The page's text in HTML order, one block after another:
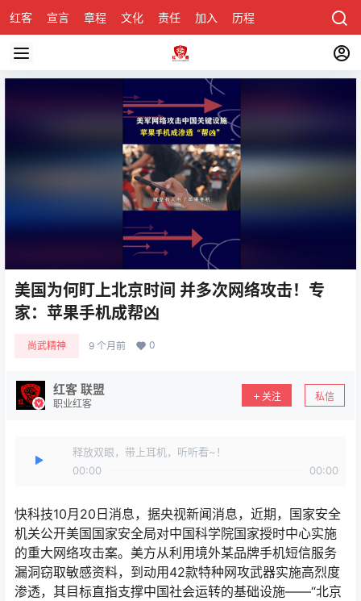
红客 宣言 章程 文化 责任 加入 历程 关于
美国为何盯上北京时间 并多次网络攻击！专
家：苹果手机成帮凶
尚武精神 9 个月前 0
红客 联盟
职业红客
关注 私信
释放双眼，带上耳机，听听看~！
00:00
00:00
快科技10月20日消息，据央视新闻消息，近期，国家安全
机关公开美国国家安全局对中国科学院国家授时中心实施
的重大网络攻击案。美方从利用境外某品牌手机短信服务
漏洞窃取敏感资料，到动用42款特种网攻武器实施高烈度
渗透，其目标直指支撑中国社会运转的基础设施——“北京